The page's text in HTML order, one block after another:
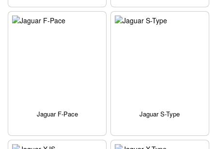
Jaguar F-Pace Jaguar S-Type